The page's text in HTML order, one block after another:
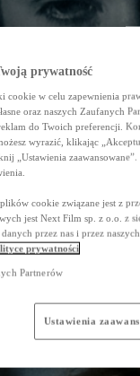
prywatność
cookie w celu zapewnienia
oraz naszych Zaufanych
do Twoich preferencji.
wyrazić, klikając
„Ustawienia
cookie związane jest z
jest Next Film sp. z o.o. z
przez nas i przez
prywatności
Partnerów
Ustawienia